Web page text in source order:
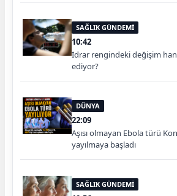
SAĞLIK GÜNDEMİ
10:42
İdrar rengindeki değişim
ediyor?
DÜNYA
22:09
Aşısı olmayan Ebola türü
yayılmaya başladı
SAĞLIK GÜNDEMİ